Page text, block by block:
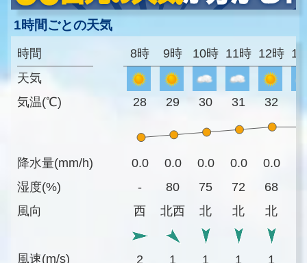
1時間ごとの天気
時間
天気
気温(℃)
降水量(mm/h)
湿度(%)
風向
風速(m/s)
8時 9時 10時 11時 12時
28 29 30 31 32
0.0 0.0 0.0 0.0 0.0
-
80 75 72 68
西
北西 北 北 北
2 1 1 1 1